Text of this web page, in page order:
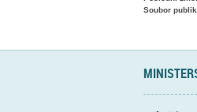
Soubor